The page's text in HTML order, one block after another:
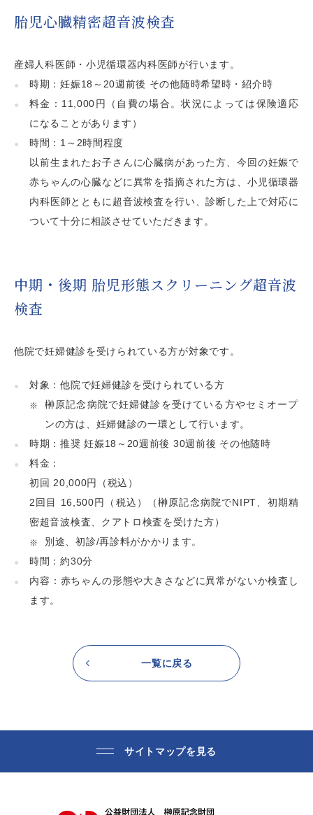
胎児心臓精密超音波検査
産婦人科医師・小児循環器内科医師が行います。
時期：妊娠18～20週前後 その他随時希望時・紹介時
料金：11,000円（自費の場合。状況によっては保険適応
になることがあります）
時間：1～2時間程度
以前生まれたお子さんに心臓病があった方、今回の妊娠で
赤ちゃんの心臓などに異常を指摘された方は、小児循環器
内科医師とともに超音波検査を行い、診断した上で対応に
ついて十分に相談させていただきます。
中期・後期 胎児形態スクリーニング超音波
検査
他院で妊婦健診を受けられている方が対象です。
対象：他院で妊婦健診を受けられている方
榊󠄀󠄀󠄀󠄀󠄀󠄀原記念病院で妊婦健診を受けている方やセミオープ
ンの方は、妊婦健診の一環として行います。
時期：推奨 妊娠18～20週前後 30週前後 その他随時
料金：
初回 20,000円（税込）
2回目 16,500円（税込）（榊󠄀󠄀󠄀󠄀󠄀󠄀原記念病院でNIPT、初期精
密超音波検査、クアトロ検査を受けた方）
別途、初診/再診料がかかります。
時間：約30分
内容：赤ちゃんの形態や大きさなどに異常がないか検査し
ます。
一覧に戻る
サイトマップを見る